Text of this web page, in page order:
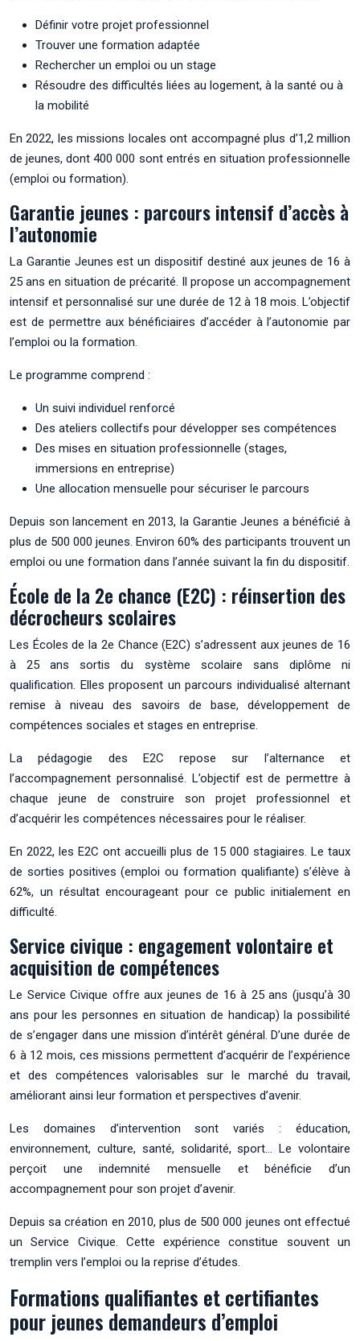
Définir votre projet professionnel
Trouver une formation adaptée
Rechercher un emploi ou un stage
Résoudre des difficultés liées au logement, à la santé ou à
la mobilité
En 2022, les missions locales ont accompagné plus d’1,2 million
de jeunes, dont 400 000 sont entrés en situation professionnelle
(emploi ou formation).
Garantie jeunes : parcours intensif d’accès à
l’autonomie
La Garantie Jeunes est un dispositif destiné aux jeunes de 16 à
25 ans en situation de précarité. Il propose un accompagnement
intensif et personnalisé sur une durée de 12 à 18 mois. L’objectif
est de permettre aux bénéficiaires d’accéder à l’autonomie par
l’emploi ou la formation.
Le programme comprend :
Un suivi individuel renforcé
Des ateliers collectifs pour développer ses compétences
Des mises en situation professionnelle (stages,
immersions en entreprise)
Une allocation mensuelle pour sécuriser le parcours
Depuis son lancement en 2013, la Garantie Jeunes a bénéficié à
plus de 500 000 jeunes. Environ 60% des participants trouvent un
emploi ou une formation dans l’année suivant la fin du dispositif.
École de la 2e chance (E2C) : réinsertion des
décrocheurs scolaires
Les Écoles de la 2e Chance (E2C) s’adressent aux jeunes de 16
à 25 ans sortis du système scolaire sans diplôme ni
qualification. Elles proposent un parcours individualisé alternant
remise à niveau des savoirs de base, développement de
compétences sociales et stages en entreprise.
La pédagogie des E2C repose sur l’alternance et
l’accompagnement personnalisé. L’objectif est de permettre à
chaque jeune de construire son projet professionnel et
d’acquérir les compétences nécessaires pour le réaliser.
En 2022, les E2C ont accueilli plus de 15 000 stagiaires. Le taux
de sorties positives (emploi ou formation qualifiante) s’élève à
62%, un résultat encourageant pour ce public initialement en
difficulté.
Service civique : engagement volontaire et
acquisition de compétences
Le Service Civique offre aux jeunes de 16 à 25 ans (jusqu’à 30
ans pour les personnes en situation de handicap) la possibilité
de s’engager dans une mission d’intérêt général. D’une durée de
6 à 12 mois, ces missions permettent d’acquérir de l’expérience
et des compétences valorisables sur le marché du travail,
améliorant ainsi leur formation et perspectives d’avenir.
Les domaines d’intervention sont variés : éducation,
environnement, culture, santé, solidarité, sport… Le volontaire
perçoit une indemnité mensuelle et bénéficie d’un
accompagnement pour son projet d’avenir.
Depuis sa création en 2010, plus de 500 000 jeunes ont effectué
un Service Civique. Cette expérience constitue souvent un
tremplin vers l’emploi ou la reprise d’études.
Formations qualifiantes et certifiantes
pour jeunes demandeurs d’emploi